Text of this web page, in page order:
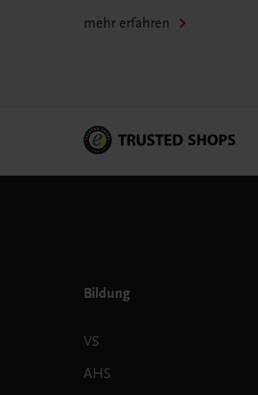
mehr erfahren
Bildung
VS
AHS